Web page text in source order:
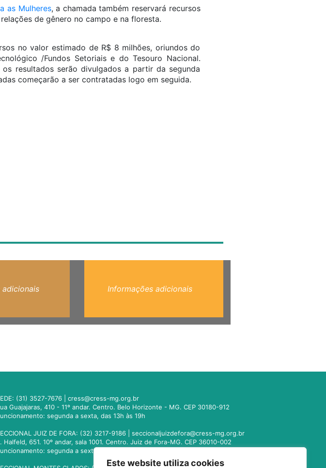
Este website utiliza cookies
as Mulheres, a chamada também reservará recursos
de gênero no campo e na floresta.
no valor estimado de R$ 8 milhões, oriundos do
/Fundos Setoriais e do Tesouro Nacional.
resultados serão divulgados a partir da segunda
começarão a ser contratadas logo em seguida.
Informações adicionais
(31) 3527-7676 |cress@cress-mg.org.br
Guajajaras, 410 - 11º andar. Centro. Belo Horizonte - MG. CEP 30180-912
segunda a sexta, das 13h às 19h
JUIZ DE FORA: (32) 3217-9186 |seccionaljuizdefora@cress-mg.org.br
Halfeld, 651. 10º andar, sala 1001. Centro. Juiz de Fora-MG. CEP 36010-002
segunda a sexta, das 13h às 19h